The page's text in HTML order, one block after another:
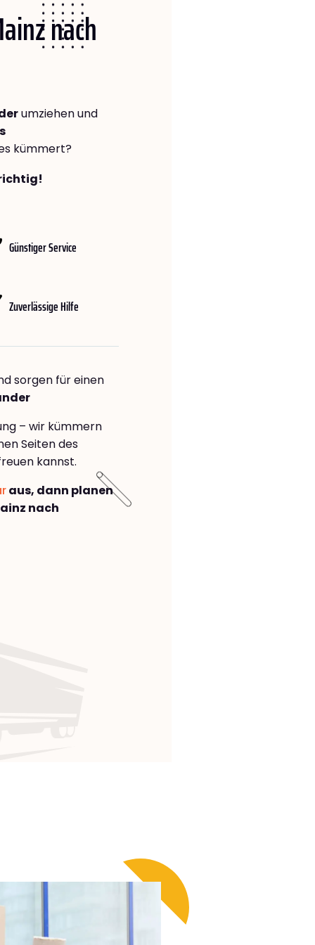
nach
umziehen und
kümmert?
Günstiger Service
Zuverlässige Hilfe
sorgen für einen
– wir kümmern
Seiten des
kannst.
aus, dann planen
nach